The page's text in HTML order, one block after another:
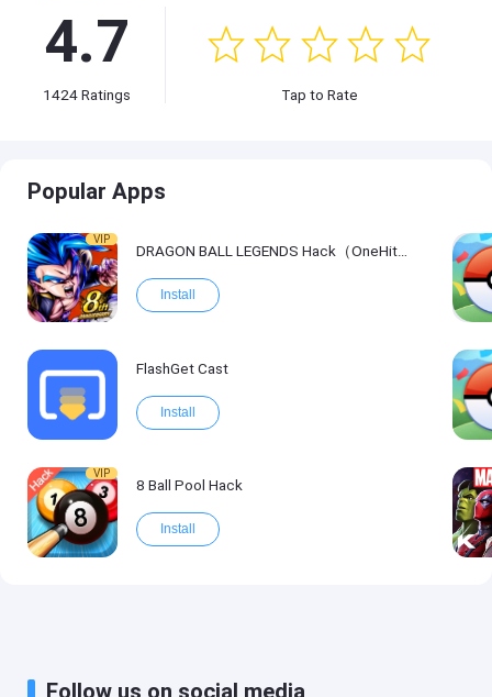
4.7
1424Ratings Tap to Rate
Popular Apps
VIP
DRAGON BALL LEGENDS Hack（OneHitKill）
Install
FlashGet Cast
Install
VIP
8 Ball Pool Hack
Install
Follow us on social media